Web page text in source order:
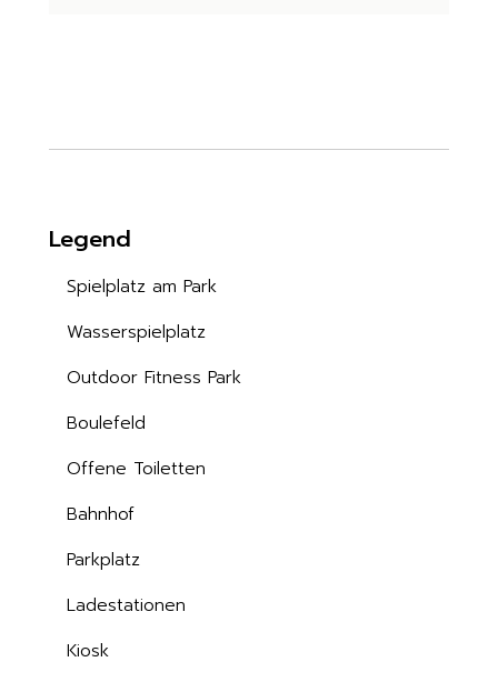
Legend
Spielplatz am Park
Wasserspielplatz
Outdoor Fitness Park
Boulefeld
Offene Toiletten
Bahnhof
Parkplatz
Ladestationen
Kiosk